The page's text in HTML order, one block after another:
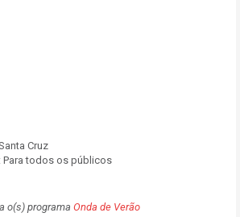
Cruz
Para todos os públicos
o(s) programa Onda de Verão